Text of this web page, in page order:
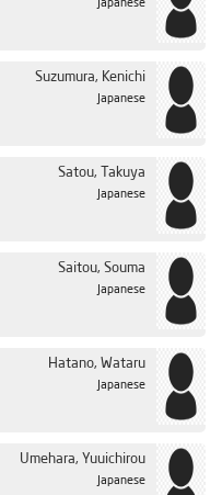
Japanese
Suzumura, Kenichi
Japanese
Satou, Takuya
Japanese
Saitou, Souma
Japanese
Hatano, Wataru
Japanese
Umehara, Yuuichirou
Japanese